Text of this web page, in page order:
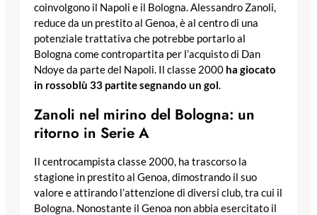
coinvolgono il Napoli e il Bologna. Alessandro Zanoli,
reduce da un prestito al Genoa, è al centro di una
potenziale trattativa che potrebbe portarlo al
Bologna come contropartita per l’acquisto di Dan
Ndoye da parte del Napoli. Il classe 2000 ha giocato
in rossoblù 33 partite segnando un gol.
Zanoli nel mirino del Bologna: un
ritorno in Serie A
Il centrocampista classe 2000, ha trascorso la
stagione in prestito al Genoa, dimostrando il suo
valore e attirando l’attenzione di diversi club, tra cui il
Bologna. Nonostante il Genoa non abbia esercitato il